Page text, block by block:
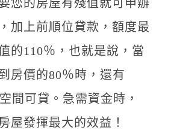
您的房屋有殘值就可申辦
加上前順位貸款，額度最
的110％，也就是說，當
房價的80％時，還有
間可貸。急需資金時，
屋發揮最大的效益！